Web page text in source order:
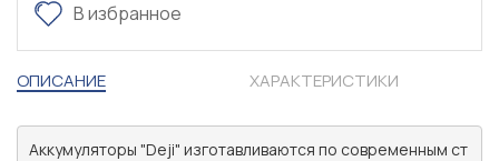
В избранное
ОПИСАНИЕ ХАРАКТЕРИСТИКИ
Аккумуляторы "Deji" изготавливаются по современным ст